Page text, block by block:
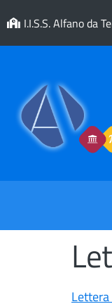
I.I.S.S. Alfano da
Lettera